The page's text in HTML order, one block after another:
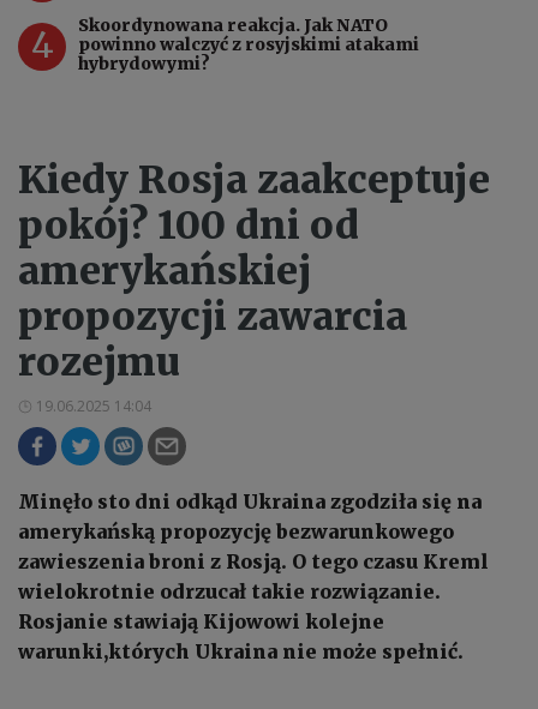
4
Skoordynowana reakcja. Jak NATO
powinno walczyć z rosyjskimi atakami
hybrydowymi?
Kiedy Rosja zaakceptuje
pokój? 100 dni od
amerykańskiej
propozycji zawarcia
rozejmu
19.06.2025 14:04
Minęło sto dni odkąd Ukraina zgodziła się na
amerykańską propozycję bezwarunkowego
zawieszenia broni z Rosją. O tego czasu Kreml
wielokrotnie odrzucał takie rozwiązanie.
Rosjanie stawiają Kijowowi kolejne
warunki,których Ukraina nie może spełnić.